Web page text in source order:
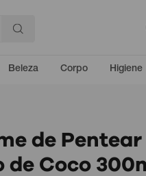
Beleza Corpo Higiene
de
de Coco